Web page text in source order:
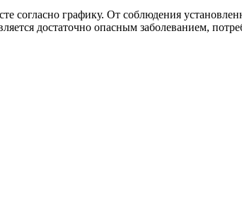
согласно графику. От соблюдения
достаточно опасным заболеванием,